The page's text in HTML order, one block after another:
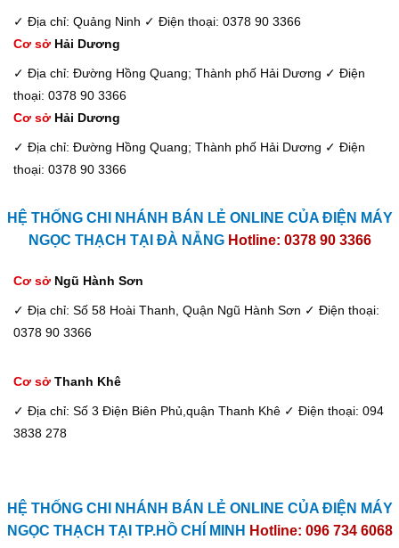
✓ Địa chỉ: Quảng Ninh ✓ Điện thoại: 0378 90 3366
Cơ sở Hải Dương
✓ Địa chỉ: Đường Hồng Quang; Thành phố Hải Dương ✓ Điện
thoại: 0378 90 3366
Cơ sở Hải Dương
✓ Địa chỉ: Đường Hồng Quang; Thành phố Hải Dương ✓ Điện
thoại: 0378 90 3366
HỆ THỐNG CHI NHÁNH BÁN LẺ ONLINE CỦA ĐIỆN MÁY
NGỌC THẠCH TẠI ĐÀ NẴNG Hotline: 0378 90 3366
Cơ sở Ngũ Hành Sơn
✓ Địa chỉ: Số 58 Hoài Thanh, Quận Ngũ Hành Sơn ✓ Điện thoại:
0378 90 3366
Cơ sở Thanh Khê
✓ Địa chỉ: Số 3 Điện Biên Phủ,quận Thanh Khê ✓ Điện thoại: 094
3838 278
HỆ THỐNG CHI NHÁNH BÁN LẺ ONLINE CỦA ĐIỆN MÁY
NGỌC THẠCH TẠI TP.HỒ CHÍ MINH Hotline: 096 734 6068